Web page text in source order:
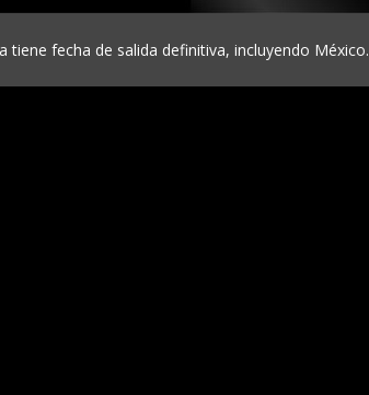
tiene fecha de salida definitiva, incluyendo México.